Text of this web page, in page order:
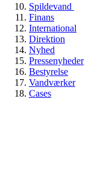
Spildevand
Finans
International
Direktion
Nyhed
Pressenyheder
Bestyrelse
Vandværker
Cases